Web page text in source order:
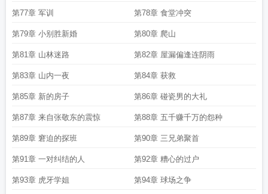
第77章 军训 第78章 食堂冲突
第79章 小别胜新婚 第80章 爬山
第81章 山林迷路 第82章 屋漏偏逢连阴雨
第83章 山内一夜 第84章 获救
第85章 新的房子 第86章 碰瓷男的大礼
第87章 来自张敬东的震惊 第88章 五千赚千万的怨种
第89章 窘迫的探班 第90章 三兄弟聚首
第91章 一对纠结的人 第92章 糟心的过户
第93章 虎牙学姐 第94章 球场之争